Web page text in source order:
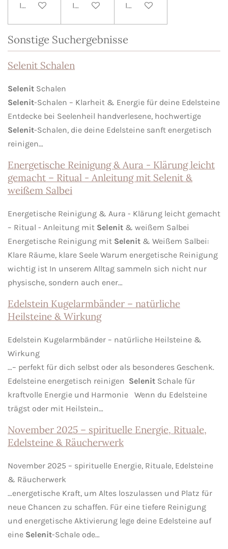
In den WarenkorbIn den WarenkorbIn den Warenkorb
Sonstige Suchergebnisse
Selenit Schalen
Selenit Schalen
Selenit-Schalen – Klarheit & Energie für deine Edelsteine
Entdecke bei Seelenheil handverlesene, hochwertige
Selenit-Schalen, die deine Edelsteine sanft energetisch
reinigen…
Energetische Reinigung & Aura - Klärung leicht
gemacht – Ritual - Anleitung mit Selenit &
weißem Salbei
Energetische Reinigung & Aura - Klärung leicht gemacht
– Ritual - Anleitung mit Selenit & weißem Salbei
Energetische Reinigung mit Selenit & Weißem Salbei:
Klare Räume, klare Seele Warum energetische Reinigung
wichtig ist In unserem Alltag sammeln sich nicht nur
physische, sondern auch ener…
Edelstein Kugelarmbänder – natürliche
Heilsteine & Wirkung
Edelstein Kugelarmbänder – natürliche Heilsteine &
Wirkung
…– perfekt für dich selbst oder als besonderes Geschenk.
Edelsteine energetisch reinigen Selenit Schale für
kraftvolle Energie und Harmonie Wenn du Edelsteine
trägst oder mit Heilstein…
November 2025 – spirituelle Energie, Rituale,
Edelsteine & Räucherwerk
November 2025 – spirituelle Energie, Rituale, Edelsteine
& Räucherwerk
…energetische Kraft, um Altes loszulassen und Platz für
neue Chancen zu schaffen. Für eine tiefere Reinigung
und energetische Aktivierung lege deine Edelsteine auf
eine Selenit-Schale ode…